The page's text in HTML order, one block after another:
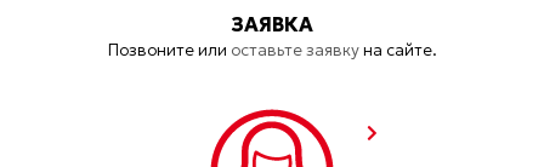
ЗАЯВКА
Позвоните или оставьте заявкуна сайте.